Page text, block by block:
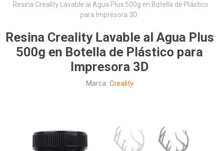
Resina Creality Lavable al Agua Plus 500g en Botella de Plástico
para Impresora 3D
Resina Creality Lavable al Agua Plus
500g en Botella de Plástico para
Impresora 3D
Marca: Creality